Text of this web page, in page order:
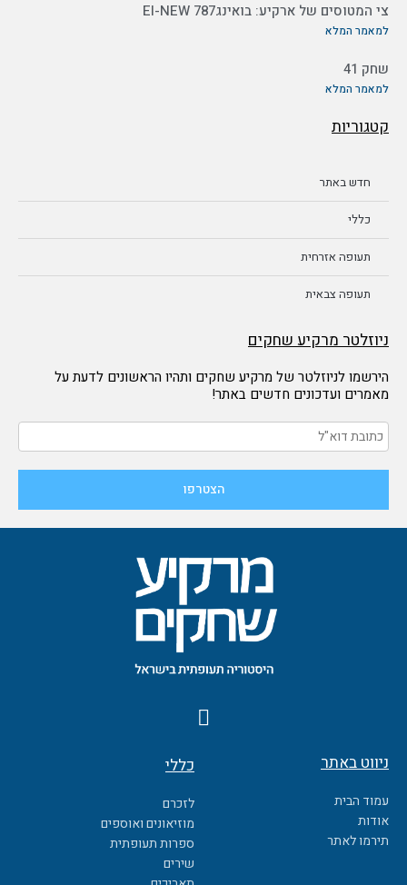
צי המטוסים של ארקיע: בואינג787 EI-NEW
למאמר המלא
שחק 41
למאמר המלא
קטגוריות
חדש באתר
כללי
תעופה אזרחית
תעופה צבאית
ניוזלטר מרקיע שחקים
הירשמו לניוזלטר של מרקיע שחקים ותהיו הראשונים לדעת על
מאמרים ועדכונים חדשים באתר!
F
a
e
b
o
o
k
ניווט באתר
עמוד הבית
אודות
תירמו לאתר
כללי
לזכרם
מוזיאונים ואוספים
ספרות תעופתית
שירים